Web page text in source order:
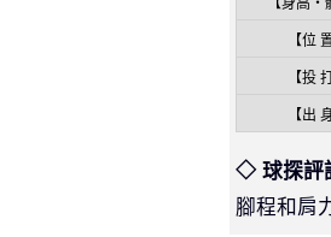
【身高・
【位
【投
【出
◇ 球探評
腳程和肩